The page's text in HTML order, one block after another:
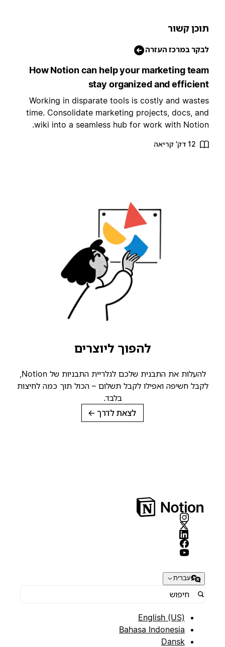
קשור
במרכז העזרה
How Notion can help your marketing
stay organized and
Working in disparate tools is costly and
time. Consolidate marketing projects, docs,
wiki into a seamless hub for work with
12 דק' קריאה
להפוך ליוצרים
להעלות את התבנית שלכם לגלריית התבניות של Notion,
לקבל חשיפה ואפילו לקבל תשלום – הכול תוך כמה לחיצות
בלבד.
לצאת לדרך→
עברית
English (US)
Bahasa Indonesia
Dansk